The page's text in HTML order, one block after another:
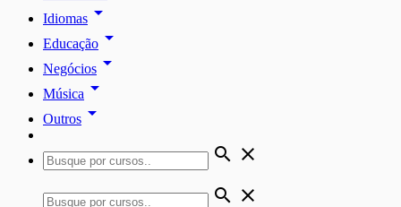
Idiomas arrow_drop_down
Educação arrow_drop_down
Negócios arrow_drop_down
Música arrow_drop_down
Outros arrow_drop_down
search close
search close